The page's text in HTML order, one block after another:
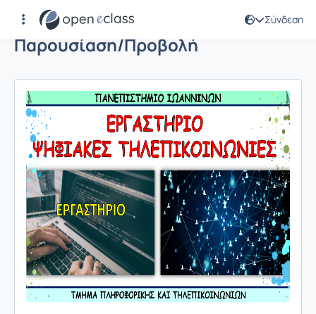
Σύνδεση
Παρουσίαση/Προβολή